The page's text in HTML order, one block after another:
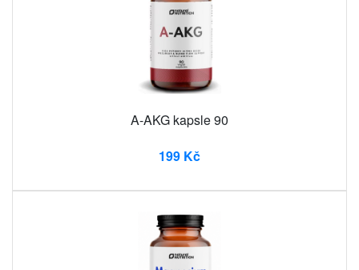
A-AKG kapsle 90
199 Kč